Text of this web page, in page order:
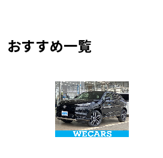
おすすめ一覧